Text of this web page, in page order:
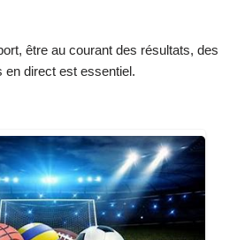
être au courant des résultats, des
direct est essentiel.